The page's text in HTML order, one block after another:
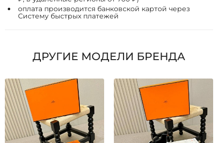
оплата производится банковской картой через
Систему быстрых платежей
ДРУГИЕ МОДЕЛИ БРЕНДА